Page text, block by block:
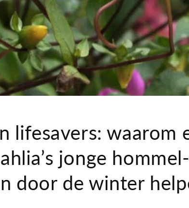
lifesavers: waarom
jonge
door de winter